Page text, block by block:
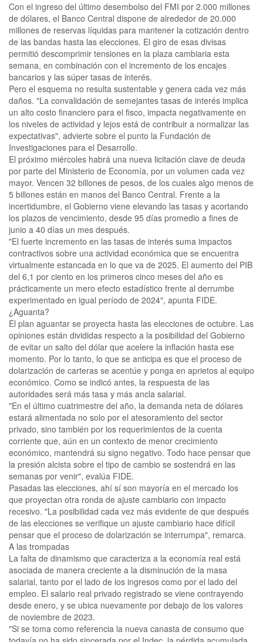
Con el ingreso del último desembolso del FMI por 2.000 millones
de dólares, el Banco Central dispone de alrededor de 20.000
millones de reservas líquidas para mantener la cotización dentro
de las bandas hasta las elecciones. El giro de esas divisas
permitió descomprimir tensiones en la plaza cambiaria esta
semana, en combinación con el incremento de los encajes
bancarios y las súper tasas de interés.
Pero el esquema no resulta sustentable y genera cada vez más
daños. "La convalidación de semejantes tasas de interés implica
un alto costo financiero para el fisco, impacta negativamente en
los niveles de actividad y lejos está de contribuir a normalizar las
expectativas", advierte sobre el punto la Fundación de
Investigaciones para el Desarrollo.
El próximo miércoles habrá una nueva licitación clave de deuda
por parte del Ministerio de Economía, por un volumen cada vez
mayor. Vencen 32 billones de pesos, de los cuales algo menos de
5 billones están en manos del Banco Central. Frente a la
incertidumbre, el Gobierno viene elevando las tasas y acortando
los plazos de vencimiento, desde 95 días promedio a fines de
junio a 40 días un mes después.
"El fuerte incremento en las tasas de interés suma impactos
contractivos sobre una actividad económica que se encuentra
virtualmente estancada en lo que va de 2025. El aumento del PIB
del 6,1 por ciento en los primeros cinco meses del año es
prácticamente un mero efecto estadístico frente al derrumbe
experimentado en igual período de 2024", apunta FIDE.
¿Aguanta?
El plan aguantar se proyecta hasta las elecciones de octubre. Las
opiniones están divididas respecto a la posibilidad del Gobierno
de evitar un salto del dólar que acelere la inflación hasta ese
momento. Por lo tanto, lo que se anticipa es que el proceso de
dolarización de carteras se acentúe y ponga en aprietos al equipo
económico. Como se indicó antes, la respuesta de las
autoridades será más tasa y más ancla salarial.
"En el último cuatrimestre del año, la demanda neta de dólares
estará alimentada no solo por el atesoramiento del sector
privado, sino también por los requerimientos de la cuenta
corriente que, aún en un contexto de menor crecimiento
económico, mantendrá su signo negativo. Todo hace pensar que
la presión alcista sobre el tipo de cambio se sostendrá en las
semanas por venir", evalúa FIDE.
Pasadas las elecciones, ahí sí son mayoría en el mercado los
que proyectan otra ronda de ajuste cambiario con impacto
recesivo. "La posibilidad cada vez más evidente de que después
de las elecciones se verifique un ajuste cambiario hace difícil
pensar que el proceso de dolarización se interrumpa", remarca.
A las trompadas
La falta de dinamismo que caracteriza a la economía real está
asociada de manera creciente a la disminución de la masa
salarial, tanto por el lado de los ingresos como por el lado del
empleo. El salario real privado registrado se viene contrayendo
desde enero, y se ubica nuevamente por debajo de los valores
de noviembre de 2023.
"Si se toma como referencia la nueva canasta de consumo que